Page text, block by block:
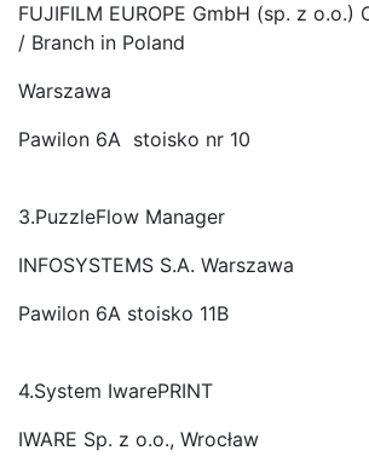
FUJIFILM EUROPE GmbH (sp. z o.o.)
/ Branch in Poland
Warszawa
Pawilon 6A stoisko nr 10
3.PuzzleFlow Manager
INFOSYSTEMS S.A. Warszawa
Pawilon 6A stoisko 11B
4.System IwarePRINT
IWARE Sp. z o.o., Wrocław